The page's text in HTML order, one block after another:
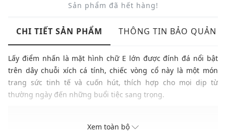
Sản phẩm đã hết hàng!
CHI TIẾT SẢN PHẨM THÔNG TIN BẢO QUẢN
Lấy điểm nhấn là mặt hình chữ E lớn được đính đá nổi bật
trên dây chuỗi xích cá tính, chiếc vòng cổ này là một món
trang sức tinh tế và cuốn hút, thích hợp cho mọi dịp từ
thường ngày đến những buổi tiệc sang trọng.
Xem toàn bộ